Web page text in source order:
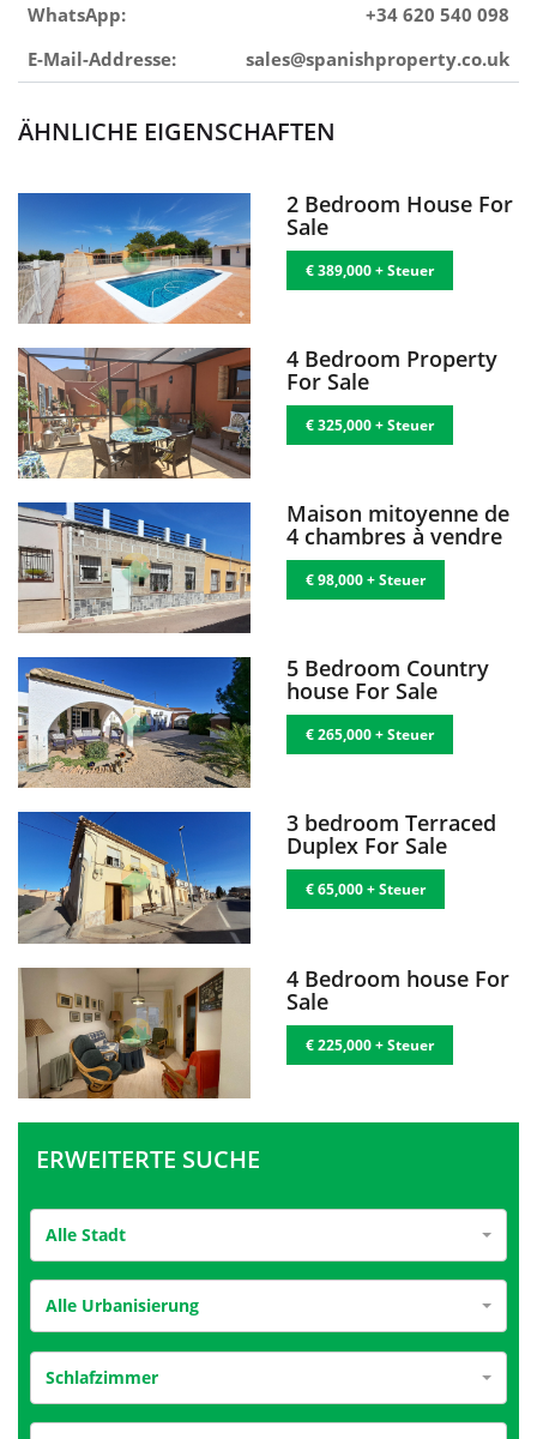
WhatsApp:
+34 620 540 098
E-Mail-Addresse:
sales@spanishproperty.co.uk
ÄHNLICHE EIGENSCHAFTEN
2 Bedroom House For
Sale
€ 389,000 + Steuer
4 Bedroom Property
For Sale
€ 325,000 + Steuer
Maison mitoyenne de
4 chambres à vendre
€ 98,000 + Steuer
5 Bedroom Country
house For Sale
€ 265,000 + Steuer
3 bedroom Terraced
Duplex For Sale
€ 65,000 + Steuer
4 Bedroom house For
Sale
€ 225,000 + Steuer
ERWEITERTE SUCHE
Alle Stadt
Alle Urbanisierung
Schlafzimmer